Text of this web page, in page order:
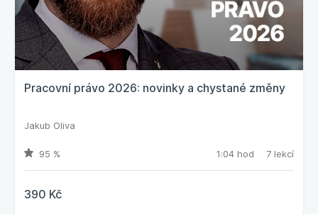
Pracovní právo 2026: novinky a chystané změny
Jakub Oliva
95 % 1:04 hod 7 lekcí
390 Kč